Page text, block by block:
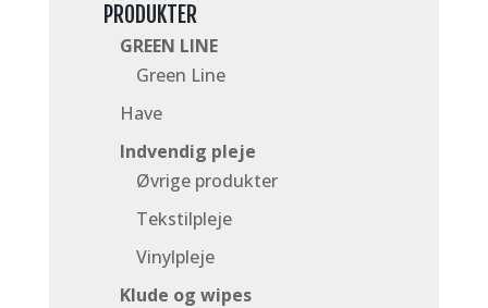
PRODUKTER
GREEN LINE
Green Line
Have
Indvendig pleje
Øvrige produkter
Tekstilpleje
Vinylpleje
Klude og wipes